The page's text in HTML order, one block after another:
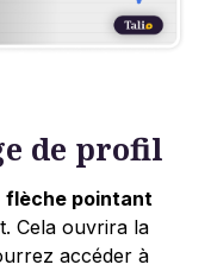
de profil
flèche pointant
Cela ouvrira la
accéder à